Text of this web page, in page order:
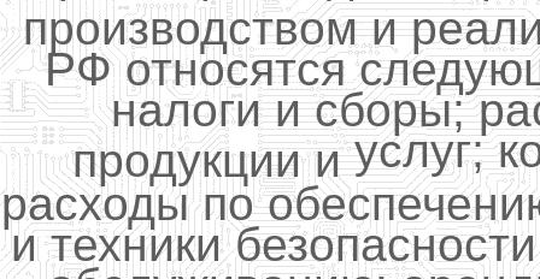
производством и
РФ относятся
налоги и сборы;
продукции иуслуг;
расходы по
и техники